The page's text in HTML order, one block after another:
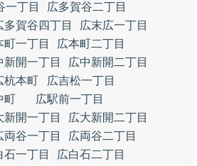
一丁目
広多賀谷二丁目
多賀谷四丁目
広末広一丁目
町一丁目
広本町二丁目
新開一丁目
広中新開二丁目
杭本町
広吉松一丁目
町
広駅前一丁目
新開一丁目
広大新開二丁目
両谷一丁目
広両谷二丁目
石一丁目
広白石二丁目